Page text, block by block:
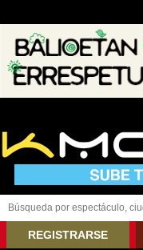
REGISTRARSE